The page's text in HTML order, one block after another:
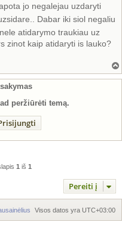
jo negalejau uzdaryti
Dabar iki siol negaliu
atidarymo traukiau uz
zinot kaip atidaryti is lauko?
i
peržiūrėti temą.
1 iš 1
Pereiti į
Visos datos yra UTC+03:00